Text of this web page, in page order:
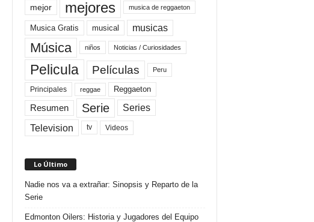
mejor mejores musica de reggaeton
Musica Gratis musical musicas
Música niños Noticias / Curiosidades
Pelicula Películas Peru
Principales reggae Reggaeton
Resumen Serie Series
Television tv Videos
Lo Último
Nadie nos va a extrañar: Sinopsis y Reparto de la
Serie
Edmonton Oilers: Historia y Jugadores del Equipo